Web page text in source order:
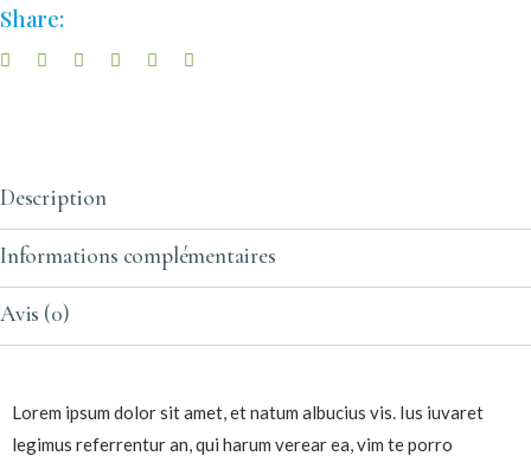
Share:
Description
Informations complémentaires
Avis (0)
Lorem ipsum dolor sit amet, et natum albucius vis. Ius iuvaret
legimus referrentur an, qui harum verear ea, vim te porro